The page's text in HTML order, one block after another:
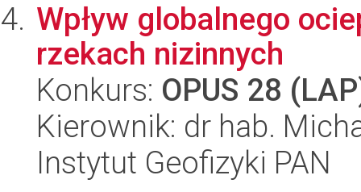
Wpływ globalnego
rzekach nizinnych
Konkurs: OPUS 28
Kierownik: dr hab.
Instytut Geofizyki PAN